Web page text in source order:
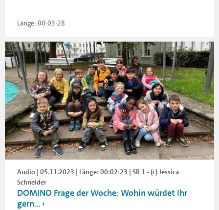
Länge: 00:03:28
Audio | 05.11.2023 | Länge: 00:02:23 | SR 1 - (c) Jessica
Schneider
DOMINO Frage der Woche: Wohin würdet Ihr
gern...